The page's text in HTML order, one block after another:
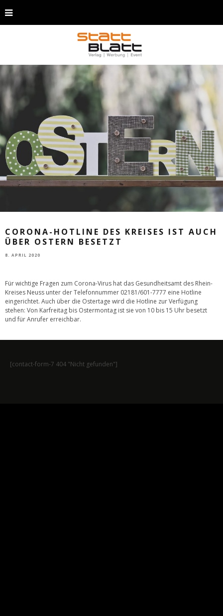
CORONA-HOTLINE DES KREISES IST AUCH
ÜBER OSTERN BESETZT
8. APRIL 2020
Für wichtige Fragen zum Corona-Virus hat das Gesundheitsamt des Rhein-
Kreises Neuss unter der Telefonnummer 02181/601-7777 eine Hotline
eingerichtet. Auch über die Ostertage wird die Hotline zur Verfügung
stehen: Von Karfreitag bis Ostermontag ist sie von 10 bis 15 Uhr besetzt
und für Anrufer erreichbar.
[contact-form-7 404 "Nicht gefunden"]